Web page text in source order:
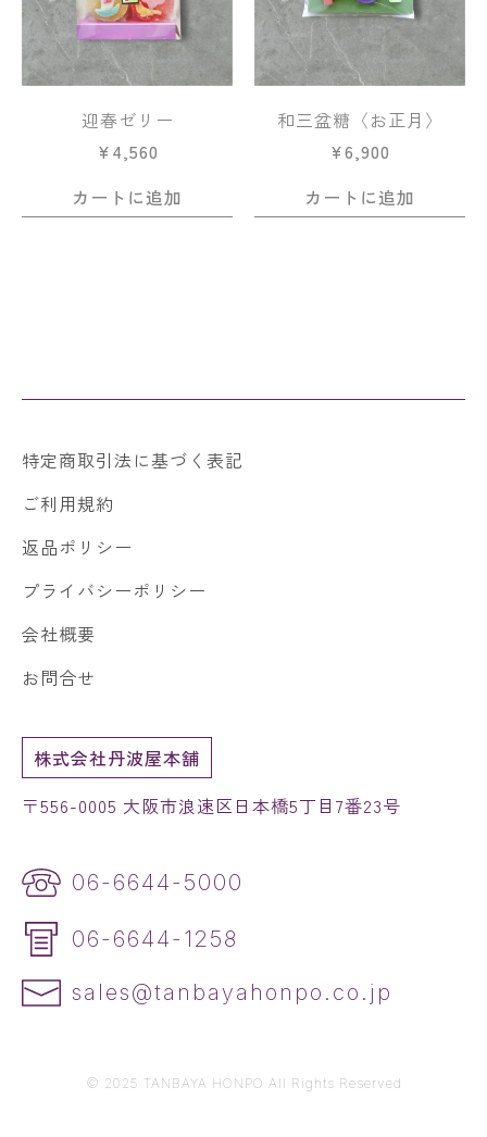
迎春ゼリー
¥4,560
カートに追加
和三盆糖〈お正月〉
¥6,900
カートに追加
特定商取引法に基づく表記
ご利用規約
返品ポリシー
プライバシーポリシー
会社概要
お問合せ
株式会社丹波屋本舗
〒556-0005 大阪市浪速区日本橋5丁目7番23号
06-6644-5000
06-6644-1258
sales@tanbayahonpo.co.jp
© 2025 TANBAYA HONPO All Rights Reserved